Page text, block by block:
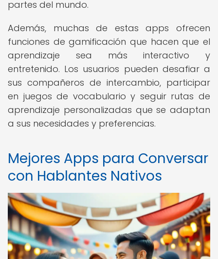
partes del mundo.
Además, muchas de estas apps ofrecen
funciones de gamificación que hacen que el
aprendizaje sea más interactivo y
entretenido. Los usuarios pueden desafiar a
sus compañeros de intercambio, participar
en juegos de vocabulario y seguir rutas de
aprendizaje personalizadas que se adaptan
a sus necesidades y preferencias.
Mejores Apps para Conversar
con Hablantes Nativos